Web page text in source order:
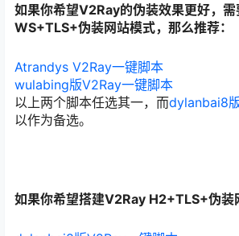
如果你希望V2Ray的伪装效果更好，需
WS+TLS+伪装网站模式，那么推荐：
Atrandys V2Ray一键脚本
wulabing版V2Ray一键脚本
以上两个脚本任选其一，而dylanbai8
以作为备选。
如果你希望搭建V2Ray H2+TLS+伪装